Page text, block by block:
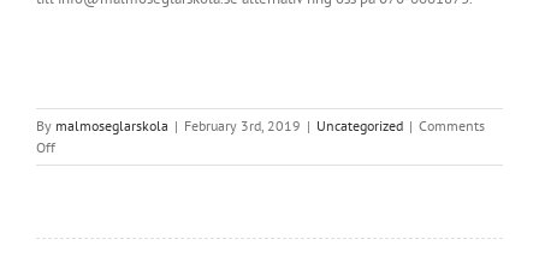
By malmoseglarskola | February 3rd, 2019 | Uncategorized | Comments
Offon
Vi